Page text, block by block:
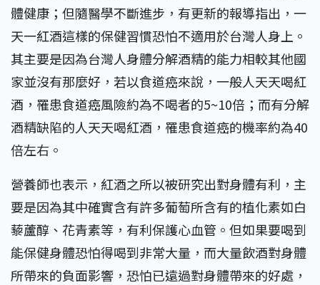
體健康；但隨醫學不斷進步，有更新的報導指出，一
天一紅酒這樣的保健習慣恐怕不適用於台灣人身上。
其主要是因為台灣人身體分解酒精的能力相較其他國
家並沒有那麼好，若以食道癌來說，一般人天天喝紅
酒，罹患食道癌風險約為不喝者的5~10倍；而有分解
酒精缺陷的人天天喝紅酒，罹患食道癌的機率約為40
倍左右。
營養師也表示，紅酒之所以被研究出對身體有利，主
要是因為其中確實含有許多葡萄所含有的植化素如白
藜蘆醇、花青素等，有利保護心血管。但如果要喝到
能保健身體恐怕得喝到非常大量，而大量飲酒對身體
所帶來的負面影響，恐怕已遠過對身體帶來的好處，